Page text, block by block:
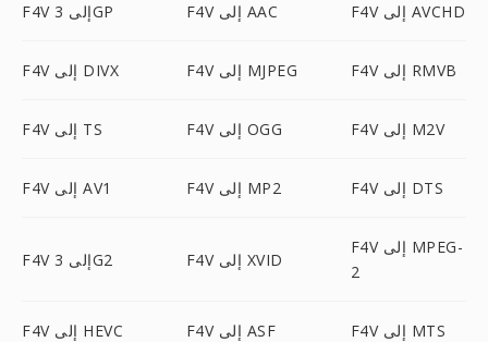
F4V إلى 3GP F4V إلى AAC F4V إلى AVCHD
F4V إلى DIVX F4V إلى MJPEG F4V إلى RMVB
F4V إلى TS F4V إلى OGG F4V إلى M2V
F4V إلى AV1 F4V إلى MP2 F4V إلى DTS
F4V إلى 3G2 F4V إلى XVID
F4V إلى MPEG-
2
F4V إلى HEVC F4V إلى ASF F4V إلى MTS